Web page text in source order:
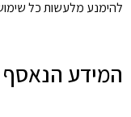
להימנע מלעשות כל
המידע הנאסף